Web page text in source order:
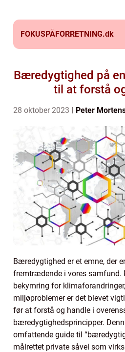
FOKUSPÅFORRETNING.dk
Bæredygtighed på
til at forstå
28 oktober 2023 Peter
Bæredygtighed er et emne, der
fremtrædende i vores samfund.
bekymring for
miljøproblemer er det blevet
før at forstå og handle i
bæredygtighedsprincipper.
omfattende guide til
målrettet private såvel som